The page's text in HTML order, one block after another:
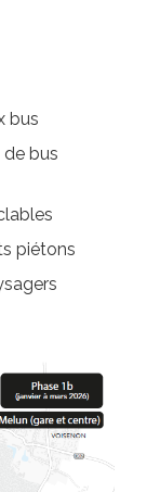
bus
bus
piétons